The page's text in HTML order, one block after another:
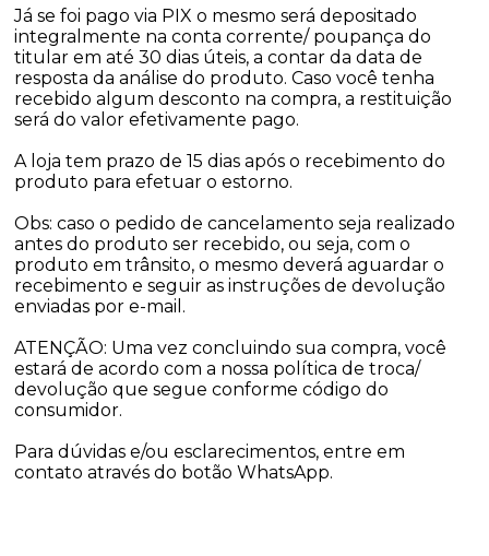
Já se foi pago via PIX o mesmo será depositado
integralmente na conta corrente/ poupança do
titular em até 30 dias úteis, a contar da data de
resposta da análise do produto. Caso você tenha
recebido algum desconto na compra, a restituição
será do valor efetivamente pago.
A loja tem prazo de 15 dias após o recebimento do
produto para efetuar o estorno.
Obs: caso o pedido de cancelamento seja realizado
antes do produto ser recebido, ou seja, com o
produto em trânsito, o mesmo deverá aguardar o
recebimento e seguir as instruções de devolução
enviadas por e-mail.
ATENÇÃO: Uma vez concluindo sua compra, você
estará de acordo com a nossa política de troca/
devolução que segue conforme código do
consumidor.
Para dúvidas e/ou esclarecimentos, entre em
contato através do botão WhatsApp.